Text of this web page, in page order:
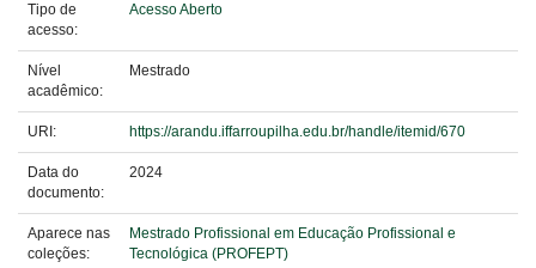
Tipo de
acesso:
Acesso Aberto
Nível
acadêmico:
Mestrado
URI: https://arandu.iffarroupilha.edu.br/handle/itemid/670
Data do
documento:
2024
Aparece nas
coleções:
Mestrado Profissional em Educação Profissional e
Tecnológica (PROFEPT)